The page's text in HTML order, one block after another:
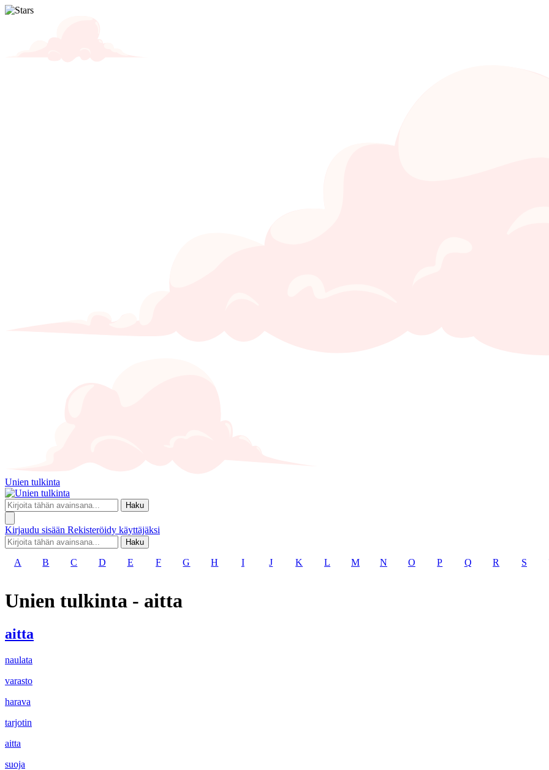
Unien tulkinta
Haku
Kirjaudu sisään Rekisteröidy käyttäjäksi
Haku
A B C D E F G H I J K L M N O P Q R S
Unien tulkinta - aitta
aitta
naulata
varasto
harava
tarjotin
aitta
suoja